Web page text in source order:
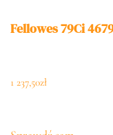
Fellowes 79Ci
1 237,50zł